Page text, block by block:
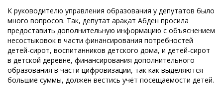
К руководителю управления образования у депутатов было
много вопросов. Так, депутат Қарақат Абден просила
предоставить дополнительную информацию с объяснением
несостыковок в части финансирования потребностей
детей-сирот, воспитанников детского дома, и детей-сирот
в детской деревне, финансирования дополнительного
образования в части цифровизации, так как выделяются
большие суммы, должен вестись учёт посещаемости детей.